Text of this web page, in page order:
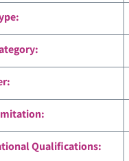
Qualifications: